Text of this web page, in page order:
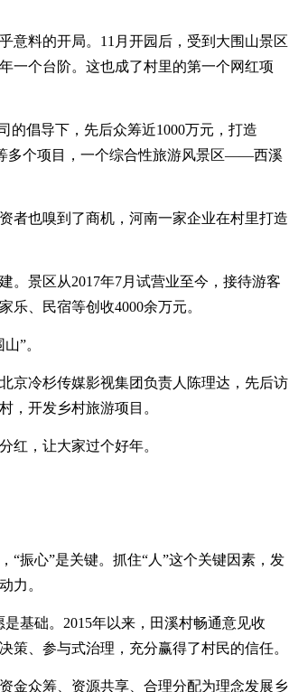
意料的开局。11月开园后，受到大围山景区
一个台阶。这也成了村里的第一个网红项
的倡导下，先后众筹近1000万元，打造
多个项目，一个综合性旅游风景区——西溪
者也嗅到了商机，河南一家企业在村里打造
。景区从2017年7月试营业至今，接待游客
乐、民宿等创收4000余万元。
”。
京冷杉传媒影视集团负责人陈理达，先后访
，开发乡村旅游项目。
红，让大家过个好年。
“振心”是关键。抓住“人”这个关键因素，发
力。
基础。2015年以来，田溪村畅通意见收
策、参与式治理，充分赢得了村民的信任。
金众筹、资源共享、合理分配为理念发展乡